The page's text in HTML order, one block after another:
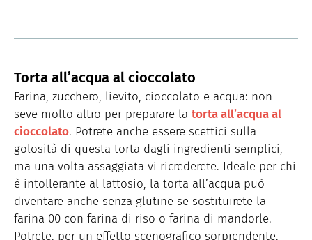
Torta all’acqua al cioccolato
Farina, zucchero, lievito, cioccolato e acqua: non
seve molto altro per preparare la torta all’acqua al
cioccolato. Potrete anche essere scettici sulla
golosità di questa torta dagli ingredienti semplici,
ma una volta assaggiata vi ricrederete. Ideale per chi
è intollerante al lattosio, la torta all’acqua può
diventare anche senza glutine se sostituirete la
farina 00 con farina di riso o farina di mandorle.
Potrete, per un effetto scenografico sorprendente,